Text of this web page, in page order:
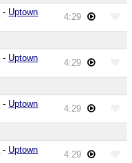
- Uptown
4:29
- Uptown
4:29
- Uptown
4:29
- Uptown
4:29